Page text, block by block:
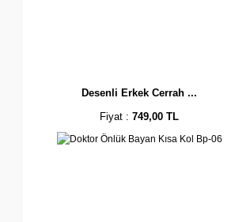
Desenli Erkek Cerrah ...
Fiyat :749,00 TL